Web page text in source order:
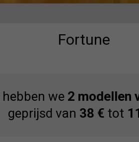
Fortune
we 2 modellen
geprijsd van 38 € tot